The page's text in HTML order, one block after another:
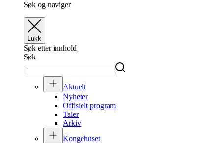
Søk og naviger
Lukk
Søk etter innhold
Søk
Aktuelt
Nyheter
Offisielt program
Taler
Arkiv
Kongehuset